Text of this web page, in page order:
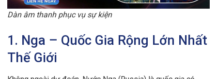
Dàn âm thanh phục vụ sự kiện
1. Nga – Quốc Gia Rộng Lớn Nhất
Thế Giới